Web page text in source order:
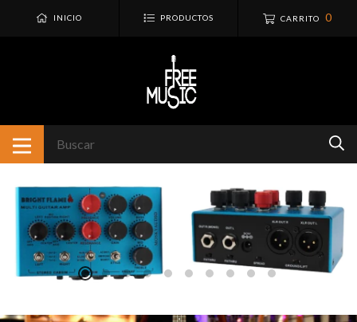
INICIO PRODUCTOS CARRITO 0